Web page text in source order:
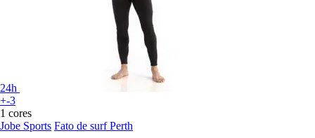
24h
+-3
1 cores
Jobe Sports Fato de surf Perth